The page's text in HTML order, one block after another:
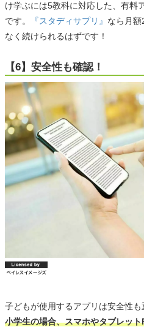
け学ぶには5教科に対応した、有料
です。
『スタディサプリ』 なら月
なく続けられるはずです！
【6】安全性も確認！
子どもが使用するアプリは安全性
小学生の場合、スマホやタブレッ